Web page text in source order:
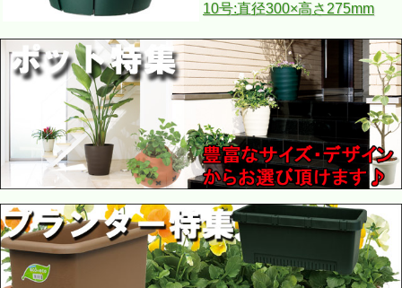
10号:直径300×高さ275mm